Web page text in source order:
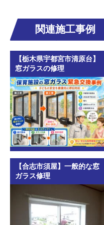
関連施工事例
【栃木県宇都宮市清原台】
窓ガラスの修理
【合志市須屋】一般的な窓
ガラス修理